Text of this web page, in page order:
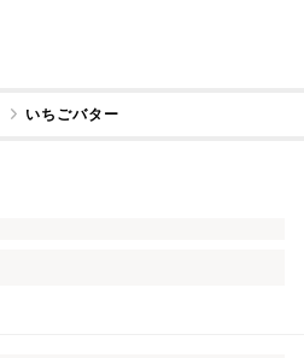
いちごバター